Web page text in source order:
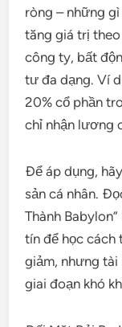
ròng – những
tăng giá trị
công ty, bất
tư đa dạng. Ví
20% cổ phần
chỉ nhận lương
Để áp dụng,
sản cá nhân.
Thành
tín để học cách
giảm, nhưng
giai đoạn khó